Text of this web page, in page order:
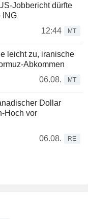
Jobbericht dürfte
ING
12:44
MT
leicht zu, iranische
Abkommen
06.08.
MT
Dollar
Hoch vor
06.08.
RE